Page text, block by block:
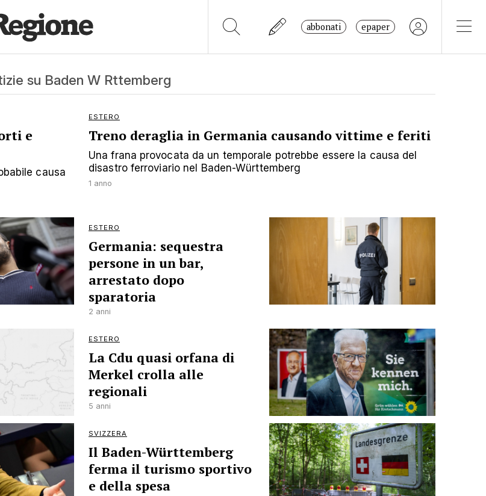
abbonati epaper
su Baden W Rttemberg
e
causa
ESTERO
Treno deraglia in Germania causando vittime e feriti
Una frana provocata da un temporale potrebbe essere la causa del
disastro ferroviario nel Baden-Württemberg
1 anno
ESTERO
Germania: sequestra
persone in un bar,
arrestato dopo
sparatoria
2 anni
ESTERO
La Cdu quasi orfana di
Merkel crolla alle
regionali
5 anni
SVIZZERA
Il Baden-Württemberg
ferma il turismo sportivo
e della spesa